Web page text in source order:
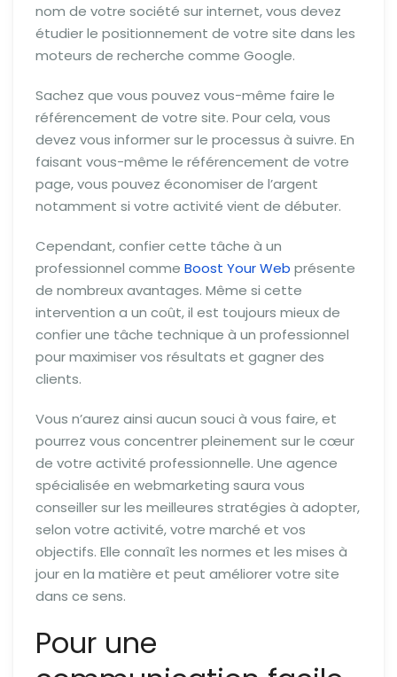
nom de votre société sur internet, vous devez
étudier le positionnement de votre site dans les
moteurs de recherche comme Google.
Sachez que vous pouvez vous-même faire le
référencement de votre site. Pour cela, vous
devez vous informer sur le processus à suivre. En
faisant vous-même le référencement de votre
page, vous pouvez économiser de l’argent
notamment si votre activité vient de débuter.
Cependant, confier cette tâche à un
professionnel comme Boost Your Web présente
de nombreux avantages. Même si cette
intervention a un coût, il est toujours mieux de
confier une tâche technique à un professionnel
pour maximiser vos résultats et gagner des
clients.
Vous n’aurez ainsi aucun souci à vous faire, et
pourrez vous concentrer pleinement sur le cœur
de votre activité professionnelle. Une agence
spécialisée en webmarketing saura vous
conseiller sur les meilleures stratégies à adopter,
selon votre activité, votre marché et vos
objectifs. Elle connaît les normes et les mises à
jour en la matière et peut améliorer votre site
dans ce sens.
Pour une